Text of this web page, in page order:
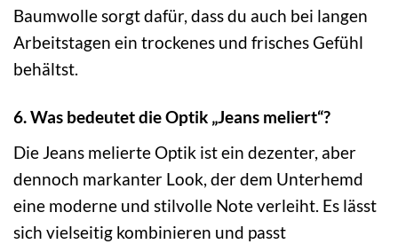
Baumwolle sorgt dafür, dass du auch bei langen
Arbeitstagen ein trockenes und frisches Gefühl
behältst.
6. Was bedeutet die Optik „Jeans meliert“?
Die Jeans melierte Optik ist ein dezenter, aber
dennoch markanter Look, der dem Unterhemd
eine moderne und stilvolle Note verleiht. Es lässt
sich vielseitig kombinieren und passt